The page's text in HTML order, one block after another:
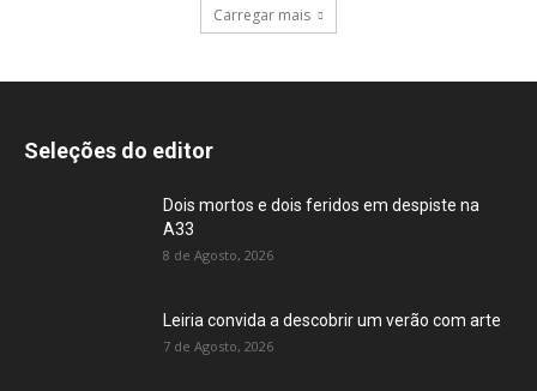
Carregar mais
Seleções do editor
Dois mortos e dois feridos em despiste na
A33
8 de Agosto, 2026
Leiria convida a descobrir um verão com arte
7 de Agosto, 2026